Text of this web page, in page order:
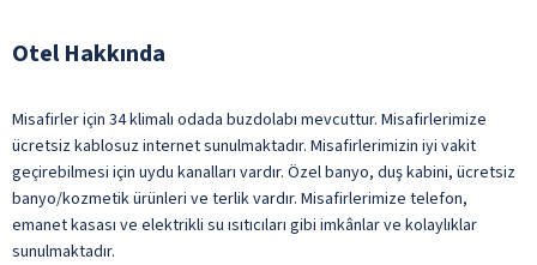
Otel Hakkında
Misafirler için 34 klimalı odada buzdolabı mevcuttur. Misafirlerimize
ücretsiz kablosuz internet sunulmaktadır. Misafirlerimizin iyi vakit
geçirebilmesi için uydu kanalları vardır. Özel banyo, duş kabini, ücretsiz
banyo/kozmetik ürünleri ve terlik vardır. Misafirlerimize telefon,
emanet kasası ve elektrikli su ısıtıcıları gibi imkânlar ve kolaylıklar
sunulmaktadır.